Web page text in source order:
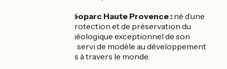
UNESCO Géoparc Haute Provence : né d’une
volonté de protection et de préservation du
patrimoine géologique exceptionnel de son
territoire, il a servi de modèle au développement
des géoparcs à travers le monde.